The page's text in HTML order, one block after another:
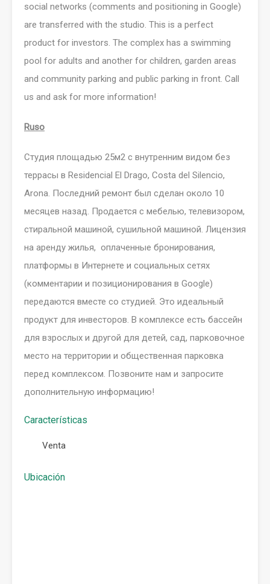
social networks (comments and positioning in Google)
are transferred with the studio. This is a perfect
product for investors. The complex has a swimming
pool for adults and another for children, garden areas
and community parking and public parking in front. Call
us and ask for more information!
Ruso
Студия площадью 25м2 с внутренним видом без
террасы в Residencial El Drago, Costa del Silencio,
Arona. Последний ремонт был сделан около 10
месяцев назад. Продается с мебелью, телевизором,
стиральной машиной, сушильной машиной. Лицензия
на аренду жилья, оплаченные бронирования,
платформы в Интернете и социальных сетях
(комментарии и позиционирования в Google)
передаются вместе со студией. Это идеальный
продукт для инвесторов. В комплексе есть бассейн
для взрослых и другой для детей, сад, парковочное
место на территории и общественная парковка
перед комплексом. Позвоните нам и запросите
дополнительную информацию!
Características
Venta
Ubicación